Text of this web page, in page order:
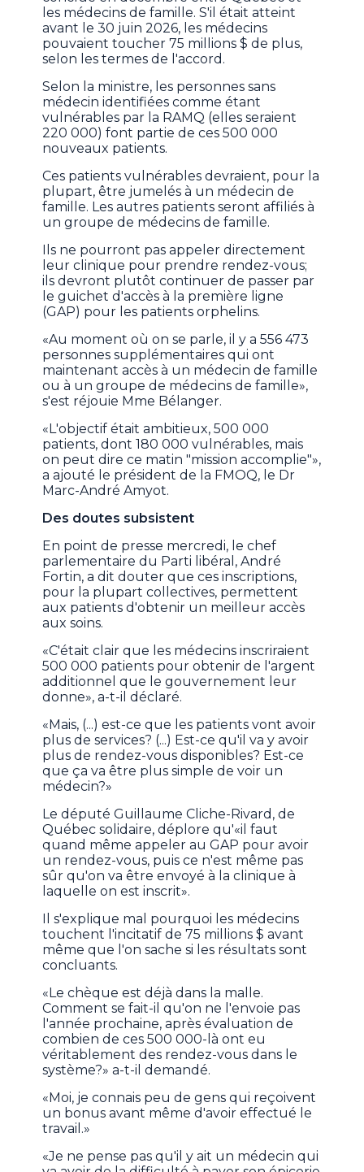
les médecins de famille. S'il était atteint
avant le 30 juin 2026, les médecins
pouvaient toucher 75 millions $ de plus,
selon les termes de l'accord.
Selon la ministre, les personnes sans
médecin identifiées comme étant
vulnérables par la RAMQ (elles seraient
220 000) font partie de ces 500 000
nouveaux patients.
Ces patients vulnérables devraient, pour la
plupart, être jumelés à un médecin de
famille. Les autres patients seront affiliés à
un groupe de médecins de famille.
Ils ne pourront pas appeler directement
leur clinique pour prendre rendez-vous;
ils devront plutôt continuer de passer par
le guichet d'accès à la première ligne
(GAP) pour les patients orphelins.
«Au moment où on se parle, il y a 556 473
personnes supplémentaires qui ont
maintenant accès à un médecin de famille
ou à un groupe de médecins de famille»,
s'est réjouie Mme Bélanger.
«L'objectif était ambitieux, 500 000
patients, dont 180 000 vulnérables, mais
on peut dire ce matin "mission accomplie"»,
a ajouté le président de la FMOQ, le Dr
Marc-André Amyot.
Des doutes subsistent
En point de presse mercredi, le chef
parlementaire du Parti libéral, André
Fortin, a dit douter que ces inscriptions,
pour la plupart collectives, permettent
aux patients d'obtenir un meilleur accès
aux soins.
«C'était clair que les médecins inscriraient
500 000 patients pour obtenir de l'argent
additionnel que le gouvernement leur
donne», a-t-il déclaré.
«Mais, (...) est-ce que les patients vont avoir
plus de services? (...) Est-ce qu'il va y avoir
plus de rendez-vous disponibles? Est-ce
que ça va être plus simple de voir un
médecin?»
Le député Guillaume Cliche-Rivard, de
Québec solidaire, déplore qu'«il faut
quand même appeler au GAP pour avoir
un rendez-vous, puis ce n'est même pas
sûr qu'on va être envoyé à la clinique à
laquelle on est inscrit».
Il s'explique mal pourquoi les médecins
touchent l'incitatif de 75 millions $ avant
même que l'on sache si les résultats sont
concluants.
«Le chèque est déjà dans la malle.
Comment se fait-il qu'on ne l'envoie pas
l'année prochaine, après évaluation de
combien de ces 500 000-là ont eu
véritablement des rendez-vous dans le
système?» a-t-il demandé.
«Moi, je connais peu de gens qui reçoivent
un bonus avant même d'avoir effectué le
travail.»
«Je ne pense pas qu'il y ait un médecin qui